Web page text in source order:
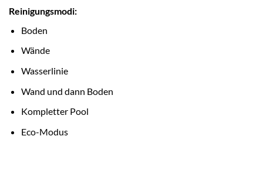
Reinigungsmodi:
Boden
Wände
Wasserlinie
Wand und dann Boden
Kompletter Pool
Eco-Modus